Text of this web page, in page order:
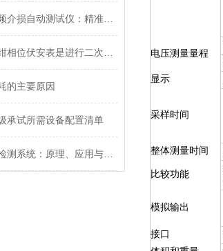
的主要原因
承试所需设备配置清单
电压测量量程
显示
采样时间
整体测量时间
比较功能
模拟输出
接口